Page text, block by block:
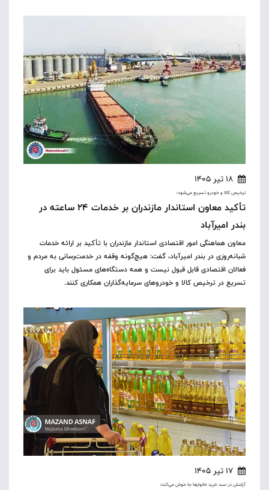
18 تیر 1405
ترخیص کالا و خودرو تسریع می‌شود؛
تأکید معاون استاندار مازندران بر خدمات ۲۴ ساعته در
بندر امیرآباد
معاون هماهنگی امور اقتصادی استاندار مازندران با تأکید بر ارائه خدمات
شبانه‌روزی در بندر امیرآباد، گفت: هیچ‌گونه وقفه در خدمت‌رسانی به مردم و
فعالان اقتصادی قابل قبول نیست و همه دستگاه‌های مسئول باید برای
تسریع در ترخیص کالا و خودروهای سرمایه‌گذاران همکاری کنند.
17 تیر 1405
آرامش در سبد خرید خانوارها جا خوش می‌کند؛